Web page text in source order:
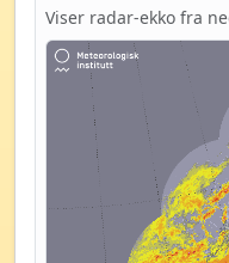
Viser radar-ekko fra